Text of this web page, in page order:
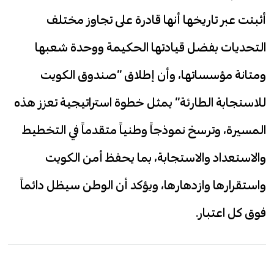
أثبتت عبر تاريخها أنها قادرة على تجاوز مختلف
التحديات بفضل قيادتها الحكيمة ووحدة شعبها
ومتانة مؤسساتها، وأن إطلاق “صندوق الكويت
للاستجابة الطارئة” يمثل خطوة استراتيجية تعزز هذه
المسيرة، وترسخ نموذجاً وطنياً متقدماً في التخطيط
والاستعداد والاستجابة، بما يحفظ أمن الكويت
واستقرارها وازدهارها، ويؤكد أن الوطن سيظل دائماً
فوق كل اعتبار.